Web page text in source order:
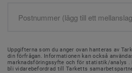
Uppgifterna som du anger ovan hanteras av
din förfrågan. Informationen kan också
marknadsföringssyfte och för statistik/analys .
bli vidarebefordrad till Tarketts